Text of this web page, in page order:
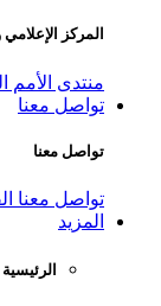
المركز الإعلامي
منتدى الأمم
تواصل معنا
تواصل معنا
تواصل معنا
المزيد
الرئيسية